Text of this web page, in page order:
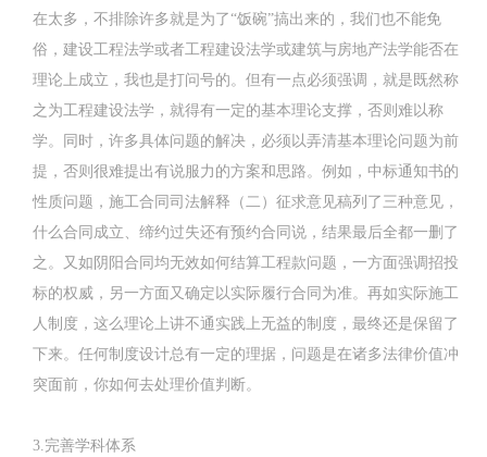
在太多，不排除许多就是为了“饭碗”搞出来的，我们也不能免
俗，建设工程法学或者工程建设法学或建筑与房地产法学能否在
理论上成立，我也是打问号的。但有一点必须强调，就是既然称
之为工程建设法学，就得有一定的基本理论支撑，否则难以称
学。同时，许多具体问题的解决，必须以弄清基本理论问题为前
提，否则很难提出有说服力的方案和思路。例如，中标通知书的
性质问题，施工合同司法解释（二）征求意见稿列了三种意见，
什么合同成立、缔约过失还有预约合同说，结果最后全都一删了
之。又如阴阳合同均无效如何结算工程款问题，一方面强调招投
标的权威，另一方面又确定以实际履行合同为准。再如实际施工
人制度，这么理论上讲不通实践上无益的制度，最终还是保留了
下来。任何制度设计总有一定的理据，问题是在诸多法律价值冲
突面前，你如何去处理价值判断。
3.完善学科体系